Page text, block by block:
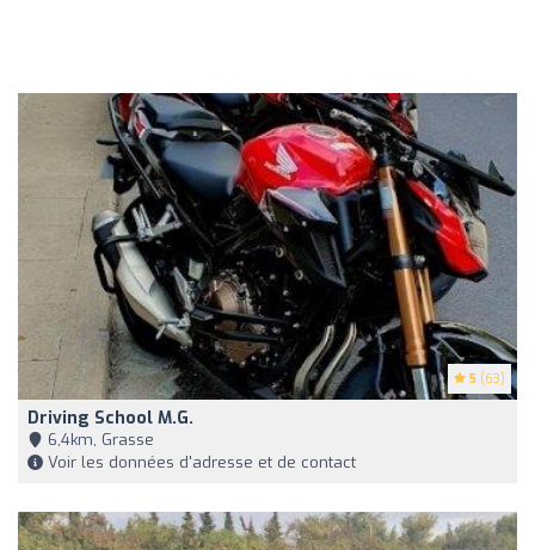
5 (63)
Driving School M.g.
6,4km, Grasse
Voir les données d'adresse et de contact